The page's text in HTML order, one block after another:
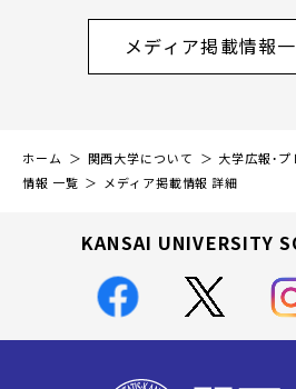
メディア掲載情報
ホーム 関西大学について 大学広報・
情報 一覧
メディア掲載情報 詳細
KANSAI UNIVERSITY